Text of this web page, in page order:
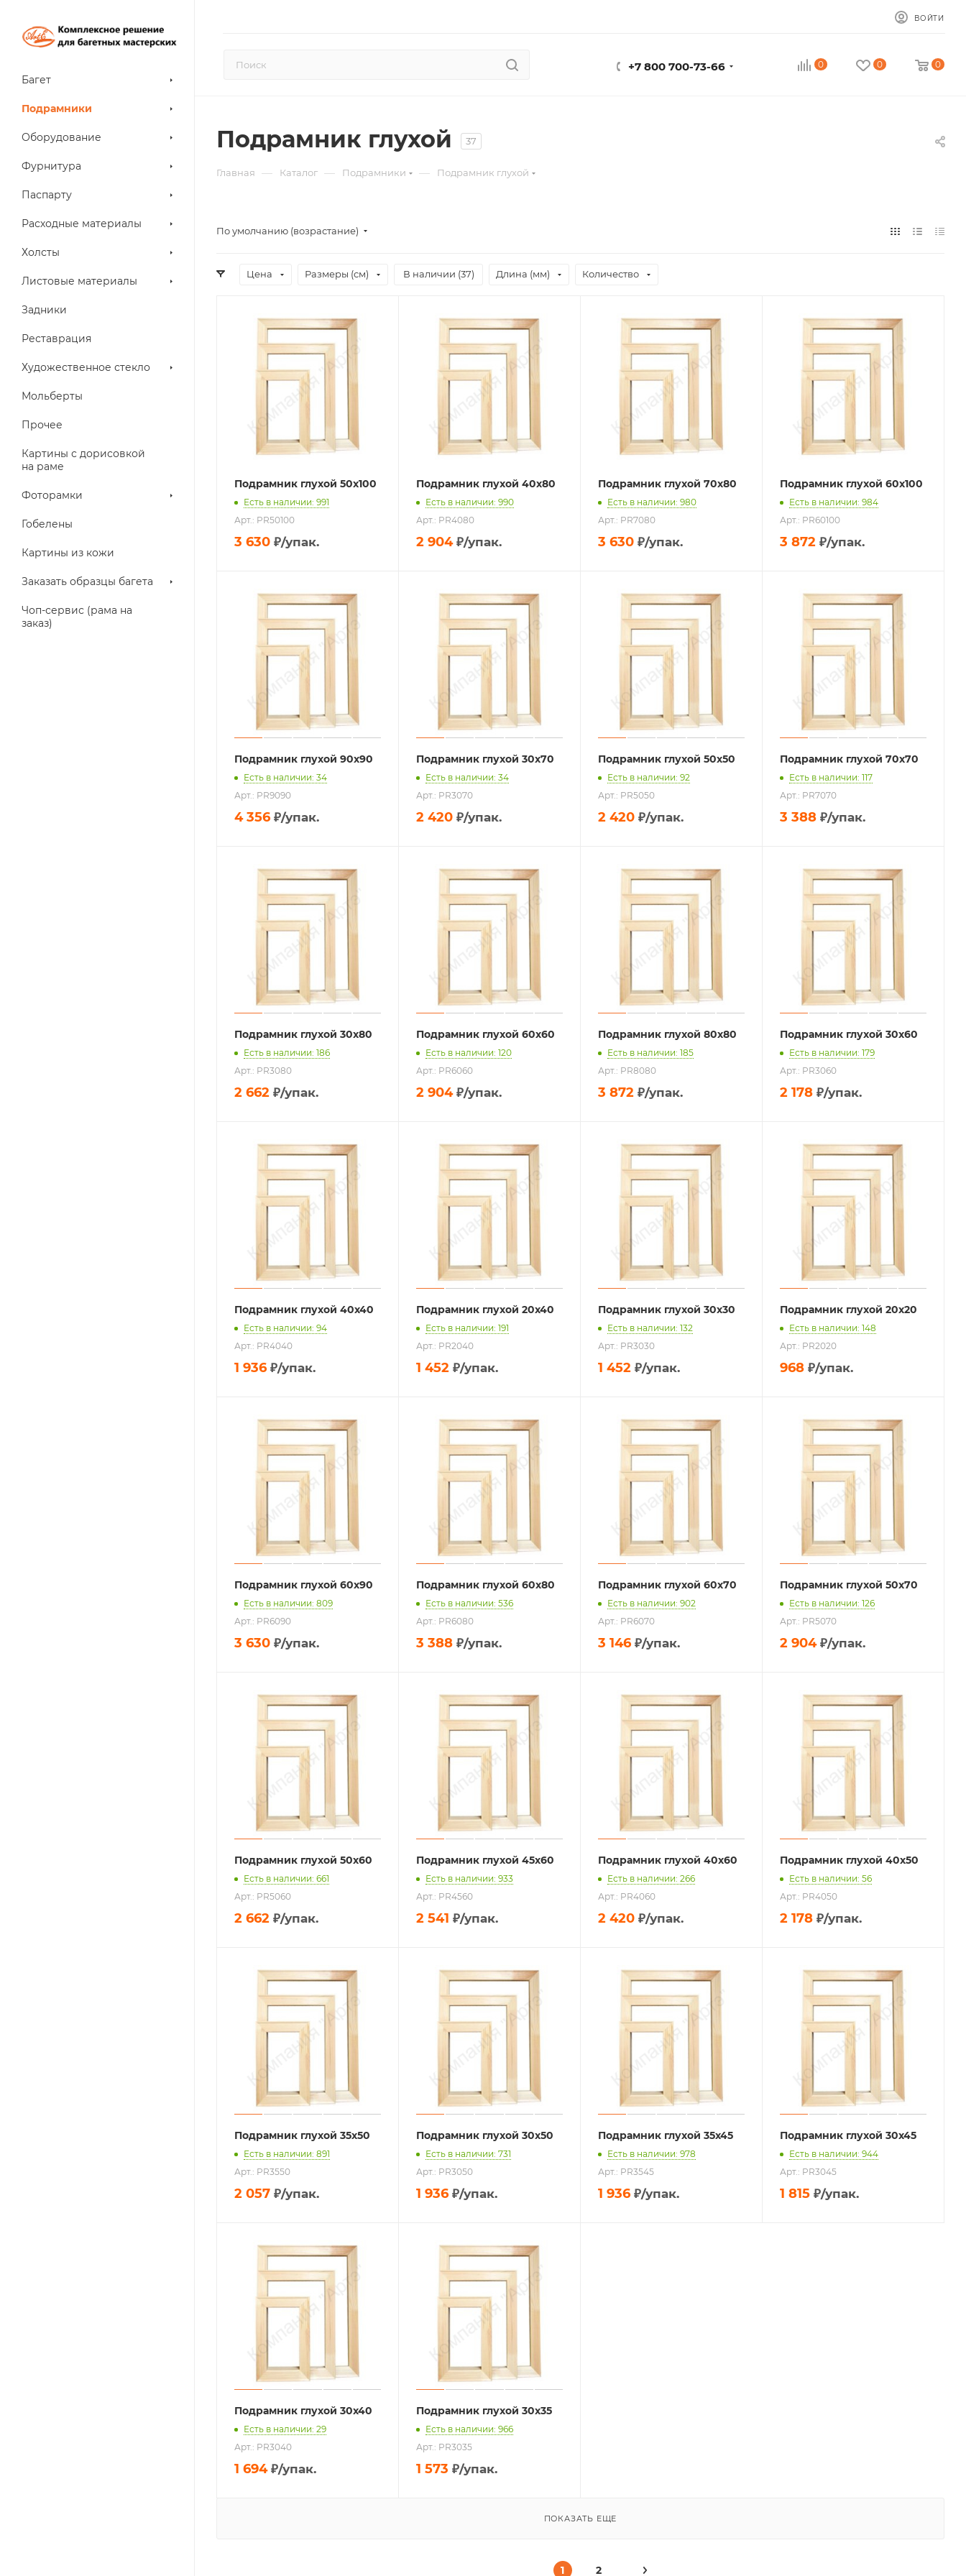
ВОЙТИ
+7 800 700-73-66 0 0 0
Багет
Подрамники
Оборудование
Фурнитура
Паспарту
Расходные материалы
Холсты
Листовые материалы
Задники
Реставрация
Художественное стекло
Мольберты
Прочее
Картины с дорисовкой
на раме
Фоторамки
Гобелены
Картины из кожи
Заказать образцы багета
Чоп-сервис (рама на
заказ)
Подрамник глухой 37
Главная — Каталог — Подрамники — Подрамник глухой
По умолчанию (возрастание)
Цена Размеры (см) В наличии (37) Длина (мм) Количество
Подрамник глухой 50х100
Есть в наличии: 991
Арт.: PR50100
3 630 ₽/упак.
Подрамник глухой 40х80
Есть в наличии: 990
Арт.: PR4080
2 904₽/упак.
Подрамник глухой 70х80
Есть в наличии: 980
Арт.: PR7080
3 630 ₽/упак.
Подрамник глухой 60х100
Есть в наличии: 984
Арт.: PR60100
3 872 ₽/упак.
Подрамник глухой 90х90
Есть в наличии: 34
Арт.: PR9090
4 356 ₽/упак.
Подрамник глухой 30х70
Есть в наличии: 34
Арт.: PR3070
2 420 ₽/упак.
Подрамник глухой 50х50
Есть в наличии: 92
Арт.: PR5050
2 420 ₽/упак.
Подрамник глухой 70х70
Есть в наличии: 117
Арт.: PR7070
3 388 ₽/упак.
Подрамник глухой 30х80
Есть в наличии: 186
Арт.: PR3080
2 662 ₽/упак.
Подрамник глухой 60х60
Есть в наличии: 120
Арт.: PR6060
2 904₽/упак.
Подрамник глухой 80х80
Есть в наличии: 185
Арт.: PR8080
3 872 ₽/упак.
Подрамник глухой 30х60
Есть в наличии: 179
Арт.: PR3060
2 178 ₽/упак.
Подрамник глухой 40х40
Есть в наличии: 94
Арт.: PR4040
1 936 ₽/упак.
Подрамник глухой 20х40
Есть в наличии: 191
Арт.: PR2040
1 452 ₽/упак.
Подрамник глухой 30х30
Есть в наличии: 132
Арт.: PR3030
1 452 ₽/упак.
Подрамник глухой 20х20
Есть в наличии: 148
Арт.: PR2020
968 ₽/упак.
Подрамник глухой 60х90
Есть в наличии: 809
Арт.: PR6090
3 630 ₽/упак.
Подрамник глухой 60х80
Есть в наличии: 536
Арт.: PR6080
3 388 ₽/упак.
Подрамник глухой 60х70
Есть в наличии: 902
Арт.: PR6070
3 146 ₽/упак.
Подрамник глухой 50х70
Есть в наличии: 126
Арт.: PR5070
2 904₽/упак.
Подрамник глухой 50х60
Есть в наличии: 661
Арт.: PR5060
2 662 ₽/упак.
Подрамник глухой 45х60
Есть в наличии: 933
Арт.: PR4560
2 541 ₽/упак.
Подрамник глухой 40х60
Есть в наличии: 266
Арт.: PR4060
2 420 ₽/упак.
Подрамник глухой 40х50
Есть в наличии: 56
Арт.: PR4050
2 178 ₽/упак.
Подрамник глухой 35х50
Есть в наличии: 891
Арт.: PR3550
2 057 ₽/упак.
Подрамник глухой 30х50
Есть в наличии: 731
Арт.: PR3050
1 936 ₽/упак.
Подрамник глухой 35х45
Есть в наличии: 978
Арт.: PR3545
1 936 ₽/упак.
Подрамник глухой 30х45
Есть в наличии: 944
Арт.: PR3045
1 815 ₽/упак.
Подрамник глухой 30х40
Есть в наличии: 29
Арт.: PR3040
1 694₽/упак.
Подрамник глухой 30х35
Есть в наличии: 966
Арт.: PR3035
1 573 ₽/упак.
ПОКАЗАТЬ ЕЩЕ
1 2